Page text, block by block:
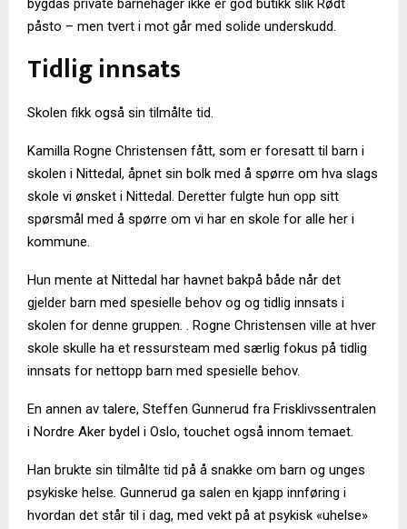
bygdas private barnehager ikke er god butikk slik Rødt
påsto – men tvert i mot går med solide underskudd.
Tidlig innsats
Skolen fikk også sin tilmålte tid.
Kamilla Rogne Christensen fått, som er foresatt til barn i
skolen i Nittedal, åpnet sin bolk med å spørre om hva slags
skole vi ønsket i Nittedal. Deretter fulgte hun opp sitt
spørsmål med å spørre om vi har en skole for alle her i
kommune.
Hun mente at Nittedal har havnet bakpå både når det
gjelder barn med spesielle behov og og tidlig innsats i
skolen for denne gruppen. . Rogne Christensen ville at hver
skole skulle ha et ressursteam med særlig fokus på tidlig
innsats for nettopp barn med spesielle behov.
En annen av talere, Steffen Gunnerud fra Frisklivssentralen
i Nordre Aker bydel i Oslo, touchet også innom temaet.
Han brukte sin tilmålte tid på å snakke om barn og unges
psykiske helse. Gunnerud ga salen en kjapp innføring i
hvordan det står til i dag, med vekt på at psykisk «uhelse»